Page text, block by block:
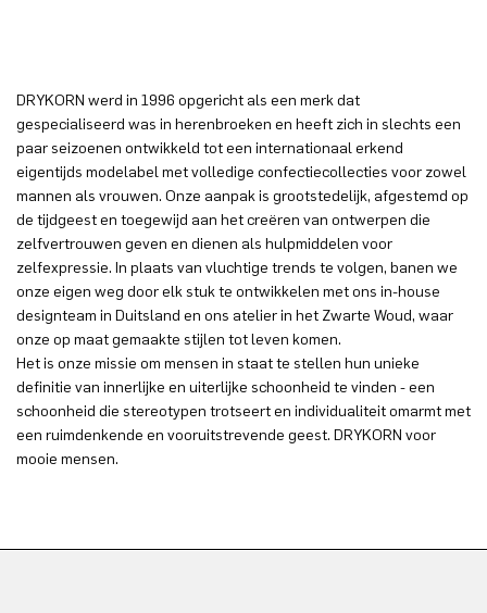
DRYKORN werd in 1996 opgericht als een merk dat
gespecialiseerd was in herenbroeken en heeft zich in slechts een
paar seizoenen ontwikkeld tot een internationaal erkend
eigentijds modelabel met volledige confectiecollecties voor zowel
mannen als vrouwen. Onze aanpak is grootstedelijk, afgestemd op
de tijdgeest en toegewijd aan het creëren van ontwerpen die
zelfvertrouwen geven en dienen als hulpmiddelen voor
zelfexpressie. In plaats van vluchtige trends te volgen, banen we
onze eigen weg door elk stuk te ontwikkelen met ons in-house
designteam in Duitsland en ons atelier in het Zwarte Woud, waar
onze op maat gemaakte stijlen tot leven komen.
Het is onze missie om mensen in staat te stellen hun unieke
definitie van innerlijke en uiterlijke schoonheid te vinden - een
schoonheid die stereotypen trotseert en individualiteit omarmt met
een ruimdenkende en vooruitstrevende geest. DRYKORN voor
mooie mensen.